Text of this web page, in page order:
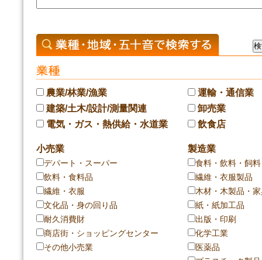
農業/林業/漁業
建築/土木/設計/測量関連
電気・ガス・熱供給・水道業
運輸・通信業
卸売業
飲食店
小売業
デパート・スーパー
飲料・食料品
繊維・衣服
文化品・身の回り品
耐久消費財
商店街・ショッピングセンター
その他小売業
製造業
食料・飲料・飼料
繊維・衣服製品
木材・木製品・
紙・紙加工品
出版・印刷
化学工業
医薬品